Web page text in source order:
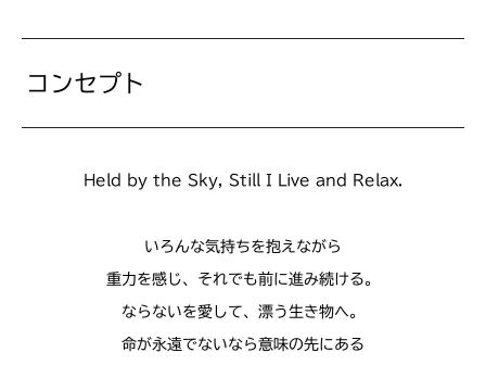
コンセプト
Held by the Sky, Still I Live and Relax.
いろんな気持ちを抱えながら
重力を感じ、それでも前に進み続ける。
ならないを愛して、漂う生き物へ。
命が永遠でないなら意味の先にある